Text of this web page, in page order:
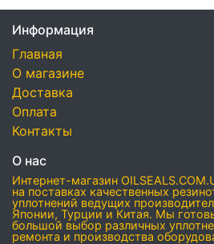
Информация
Главная
О магазине
Доставка
Оплата
Контакты
О нас
Интернет-магазин
на поставках качественных
уплотнений ведущих
Японии, Турции и Китая. Мы
большой выбор различных
ремонта и производства